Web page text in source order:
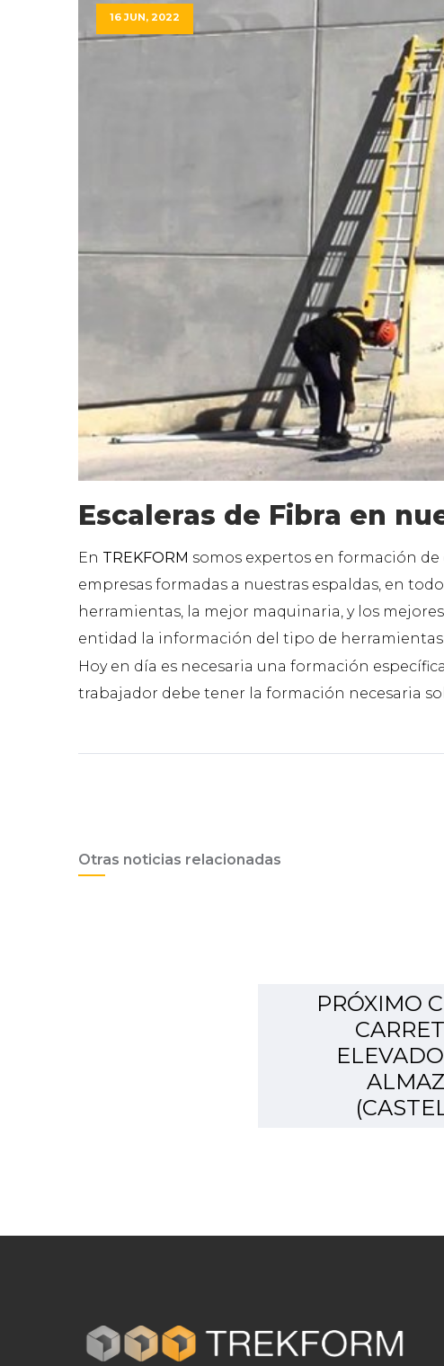
16 JUN, 2022
Escaleras de Fibra en
En TREKFORM somos expertos en formación de
empresas formadas a nuestras espaldas, en
herramientas, la mejor maquinaria, y los
entidad la información del tipo de
Hoy en día es necesaria una formación
trabajador debe tener la formación necesaria
Otras noticias relacionadas
PRÓXIMO